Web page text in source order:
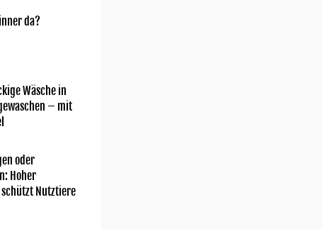
da?
Wäsche in
– mit
oder
Hoher
Nutztiere